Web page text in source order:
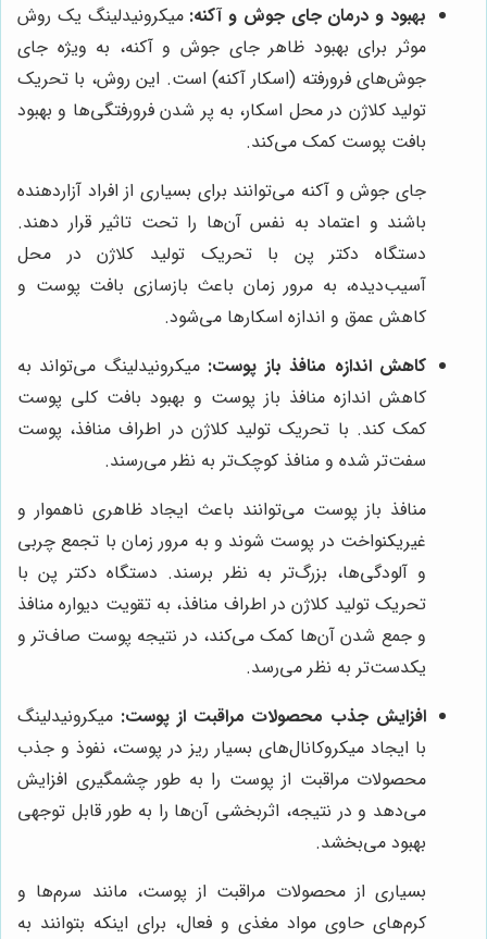
بهبود و درمان جای جوش و آکنه: میکرونیدلینگ یک روش
موثر برای بهبود ظاهر جای جوش و آکنه، به ویژه جای
جوش‌های فرورفته (اسکار آکنه) است. این روش، با تحریک
تولید کلاژن در محل اسکار، به پر شدن فرورفتگی‌ها و بهبود
بافت پوست کمک می‌کند.
جای جوش و آکنه می‌توانند برای بسیاری از افراد آزاردهنده
باشند و اعتماد به نفس آن‌ها را تحت تاثیر قرار دهند.
دستگاه دکتر پن با تحریک تولید کلاژن در محل
آسیب‌دیده، به مرور زمان باعث بازسازی بافت پوست و
کاهش عمق و اندازه اسکارها می‌شود.
کاهش اندازه منافذ باز پوست: میکرونیدلینگ می‌تواند به
کاهش اندازه منافذ باز پوست و بهبود بافت کلی پوست
کمک کند. با تحریک تولید کلاژن در اطراف منافذ، پوست
سفت‌تر شده و منافذ کوچک‌تر به نظر می‌رسند.
منافذ باز پوست می‌توانند باعث ایجاد ظاهری ناهموار و
غیریکنواخت در پوست شوند و به مرور زمان با تجمع چربی
و آلودگی‌ها، بزرگ‌تر به نظر برسند. دستگاه دکتر پن با
تحریک تولید کلاژن در اطراف منافذ، به تقویت دیواره منافذ
و جمع شدن آن‌ها کمک می‌کند، در نتیجه پوست صاف‌تر و
یکدست‌تر به نظر می‌رسد.
افزایش جذب محصولات مراقبت از پوست: میکرونیدلینگ
با ایجاد میکروکانال‌های بسیار ریز در پوست، نفوذ و جذب
محصولات مراقبت از پوست را به طور چشمگیری افزایش
می‌دهد و در نتیجه، اثربخشی آن‌ها را به طور قابل توجهی
بهبود می‌بخشد.
بسیاری از محصولات مراقبت از پوست، مانند سرم‌ها و
کرم‌های حاوی مواد مغذی و فعال، برای اینکه بتوانند به